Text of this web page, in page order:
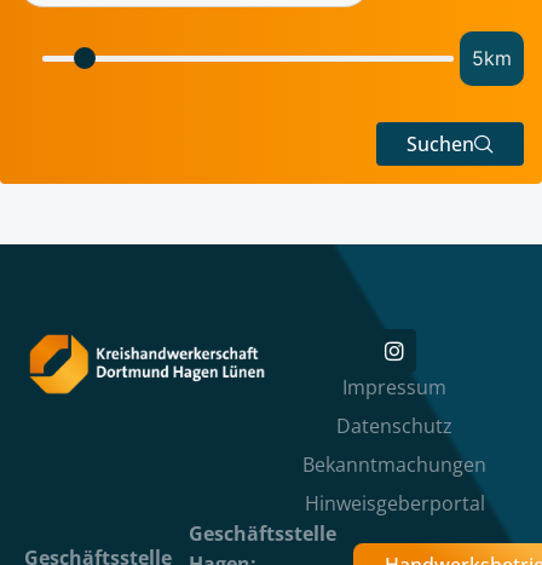
5km
Suchen
Impressum
Datenschutz
Bekanntmachungen
Hinweisgeberportal
Geschäftsstelle
Geschäftsstelle